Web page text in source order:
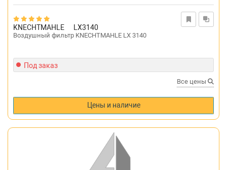
KNECHTMAHLE LX3140
Воздушный фильтр KNECHTMAHLE LX 3140
Под заказ
Все цены
Цены и наличие